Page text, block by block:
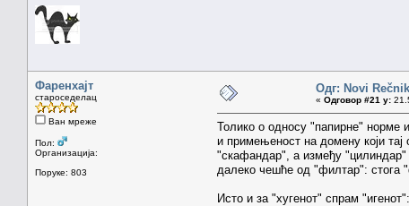
Фаренхајт
староседелац
Ван мреже
Пол:
Организација:
Поруке: 803
Одг: Novi
« Одговор #21 у:
Толико о односу "папирне" норме
и примењеност на домену који
"скафандар", а између "цилиндар"
далеко чешће од "филтар": стога
Исто и за "хугенот" спрам